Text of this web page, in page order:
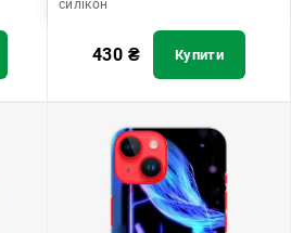
силікон
430 ₴ Купити